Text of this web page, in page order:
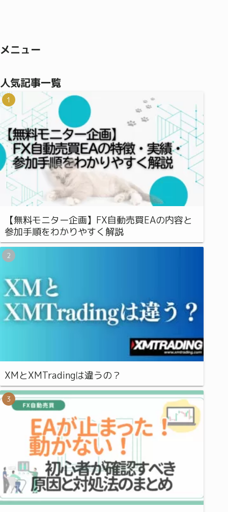
メニュー
人気記事一覧
【無料モニター企画】FX自動売買EAの内容と
参加手順をわかりやすく解説
XMとXMTradingは違うの？